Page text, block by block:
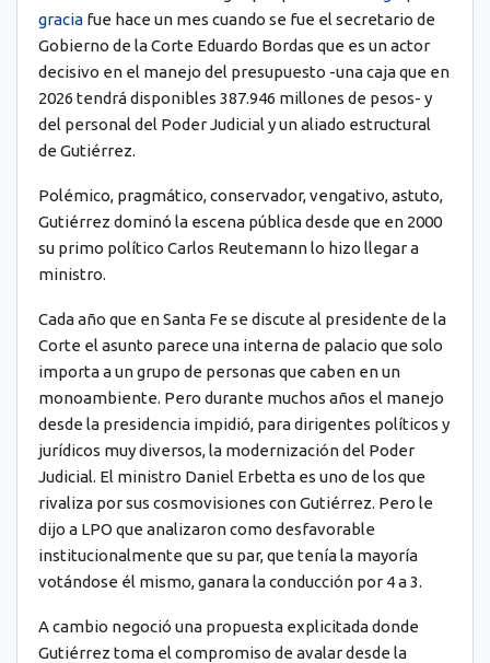
gracia fue hace un mes cuando se fue el secretario de
Gobierno de la Corte Eduardo Bordas que es un actor
decisivo en el manejo del presupuesto -una caja que en
2026 tendrá disponibles 387.946 millones de pesos- y
del personal del Poder Judicial y un aliado estructural
de Gutiérrez.
Polémico, pragmático, conservador, vengativo, astuto,
Gutiérrez dominó la escena pública desde que en 2000
su primo político Carlos Reutemann lo hizo llegar a
ministro.
Cada año que en Santa Fe se discute al presidente de la
Corte el asunto parece una interna de palacio que solo
importa a un grupo de personas que caben en un
monoambiente. Pero durante muchos años el manejo
desde la presidencia impidió, para dirigentes políticos y
jurídicos muy diversos, la modernización del Poder
Judicial. El ministro Daniel Erbetta es uno de los que
rivaliza por sus cosmovisiones con Gutiérrez. Pero le
dijo a LPO que analizaron como desfavorable
institucionalmente que su par, que tenía la mayoría
votándose él mismo, ganara la conducción por 4 a 3.
A cambio negoció una propuesta explicitada donde
Gutiérrez toma el compromiso de avalar desde la